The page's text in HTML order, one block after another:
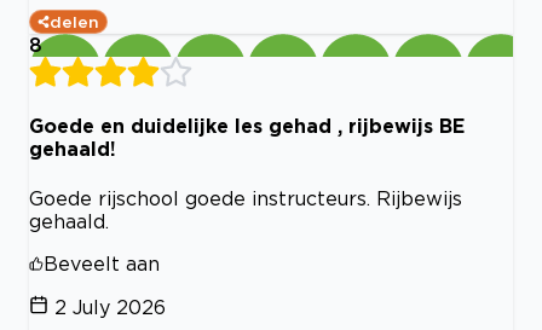
delen
8
Goede en duidelijke les gehad , rijbewijs BE
gehaald!
Goede rijschool goede instructeurs. Rijbewijs
gehaald.
Beveelt aan
2 July 2026